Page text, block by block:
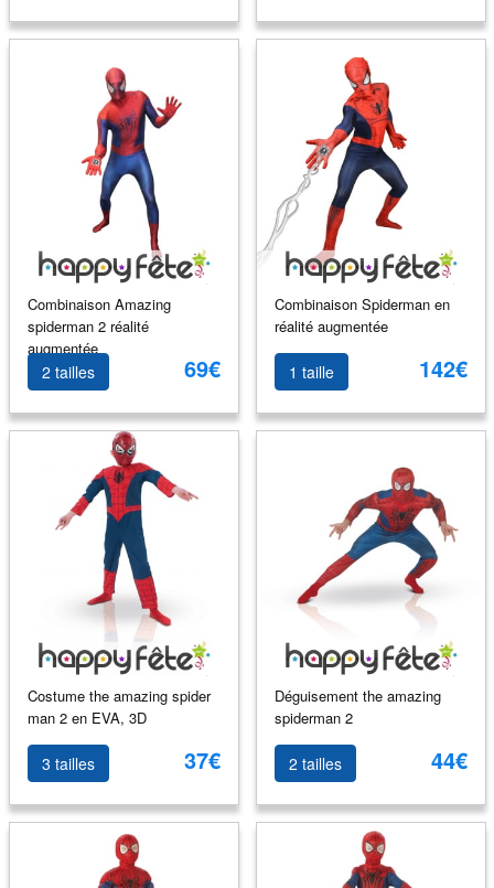
Combinaison Amazing
spiderman 2 réalité
augmentée
2 tailles 69€
Combinaison Spiderman en
réalité augmentée
1 taille 142€
Costume the amazing spider
man 2 en EVA, 3D
3 tailles 37€
Déguisement the amazing
spiderman 2
2 tailles 44€